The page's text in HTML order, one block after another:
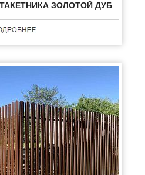
ЗОЛОТОЙ ДУБ